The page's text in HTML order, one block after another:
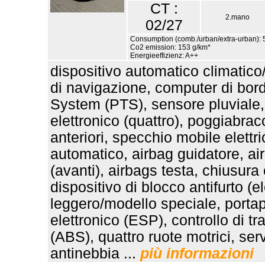
CT :
02/27
2.mano
Consumption (comb./urban/extra-urban):
Co2 emission: 153 g/km*
Energieeffizienz: A++
dispositivo automatico
di navigazione, computer di
System (PTS), sensore
elettronico (quattro),
anteriori, specchio mobile
automatico, airbag guidatore,
(avanti), airbags testa,
dispositivo di blocco antifurto
leggero/modello speciale,
elettronico (ESP), controllo di
(ABS), quattro ruote motrici,
antinebbia ... più informazioni